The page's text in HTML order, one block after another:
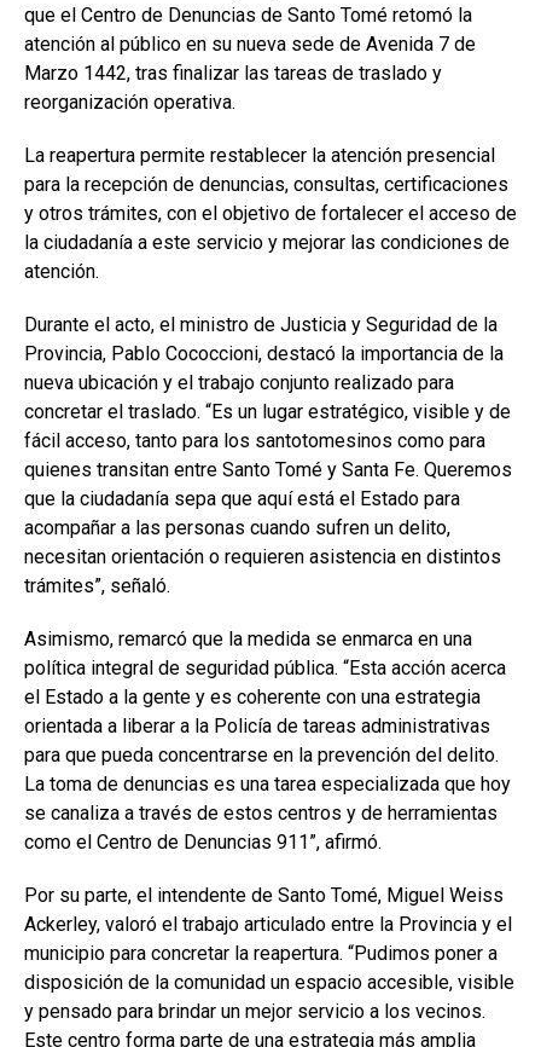
que el Centro de Denuncias de Santo Tomé retomó la
atención al público en su nueva sede de Avenida 7 de
Marzo 1442, tras finalizar las tareas de traslado y
reorganización operativa.
La reapertura permite restablecer la atención presencial
para la recepción de denuncias, consultas, certificaciones
y otros trámites, con el objetivo de fortalecer el acceso de
la ciudadanía a este servicio y mejorar las condiciones de
atención.
Durante el acto, el ministro de Justicia y Seguridad de la
Provincia, Pablo Cococcioni, destacó la importancia de la
nueva ubicación y el trabajo conjunto realizado para
concretar el traslado. “Es un lugar estratégico, visible y de
fácil acceso, tanto para los santotomesinos como para
quienes transitan entre Santo Tomé y Santa Fe. Queremos
que la ciudadanía sepa que aquí está el Estado para
acompañar a las personas cuando sufren un delito,
necesitan orientación o requieren asistencia en distintos
trámites”, señaló.
Asimismo, remarcó que la medida se enmarca en una
política integral de seguridad pública. “Esta acción acerca
el Estado a la gente y es coherente con una estrategia
orientada a liberar a la Policía de tareas administrativas
para que pueda concentrarse en la prevención del delito.
La toma de denuncias es una tarea especializada que hoy
se canaliza a través de estos centros y de herramientas
como el Centro de Denuncias 911”, afirmó.
Por su parte, el intendente de Santo Tomé, Miguel Weiss
Ackerley, valoró el trabajo articulado entre la Provincia y el
municipio para concretar la reapertura. “Pudimos poner a
disposición de la comunidad un espacio accesible, visible
y pensado para brindar un mejor servicio a los vecinos.
Este centro forma parte de una estrategia más amplia